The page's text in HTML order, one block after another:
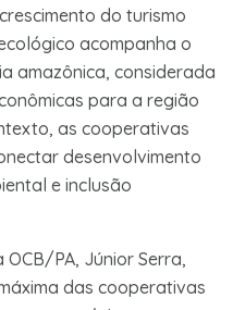
do turismo
acompanha o
amazônica, considerada
para a região
as cooperativas
desenvolvimento
e inclusão
PA, Júnior Serra,
das cooperativas